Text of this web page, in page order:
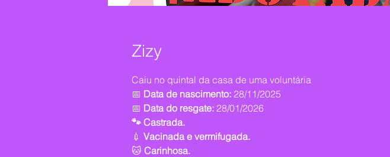
Zizy
Caiu no quintal da casa de uma voluntária
📅 Data de nascimento: 28/11/2025
📅 Data do resgate: 28/01/2026
🐾 Castrada.
💉 Vacinada e vermifugada.
🐱 Carinhosa.